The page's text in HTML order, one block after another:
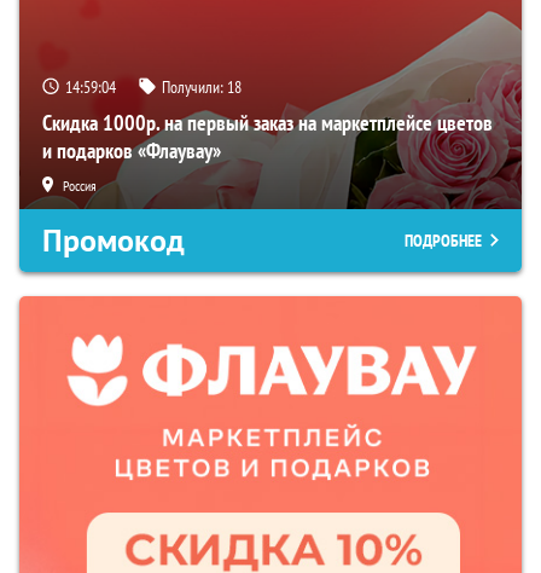
14:59:04 Получили: 18
Скидка 1000р. на первый заказ на маркетплейсе цветов
и подарков «Флаувау»
Россия
Промокод ПОДРОБНЕЕ